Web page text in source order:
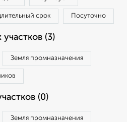
срок Посуточно
(3)
Земля промназначения
(0)
Земля промназначения